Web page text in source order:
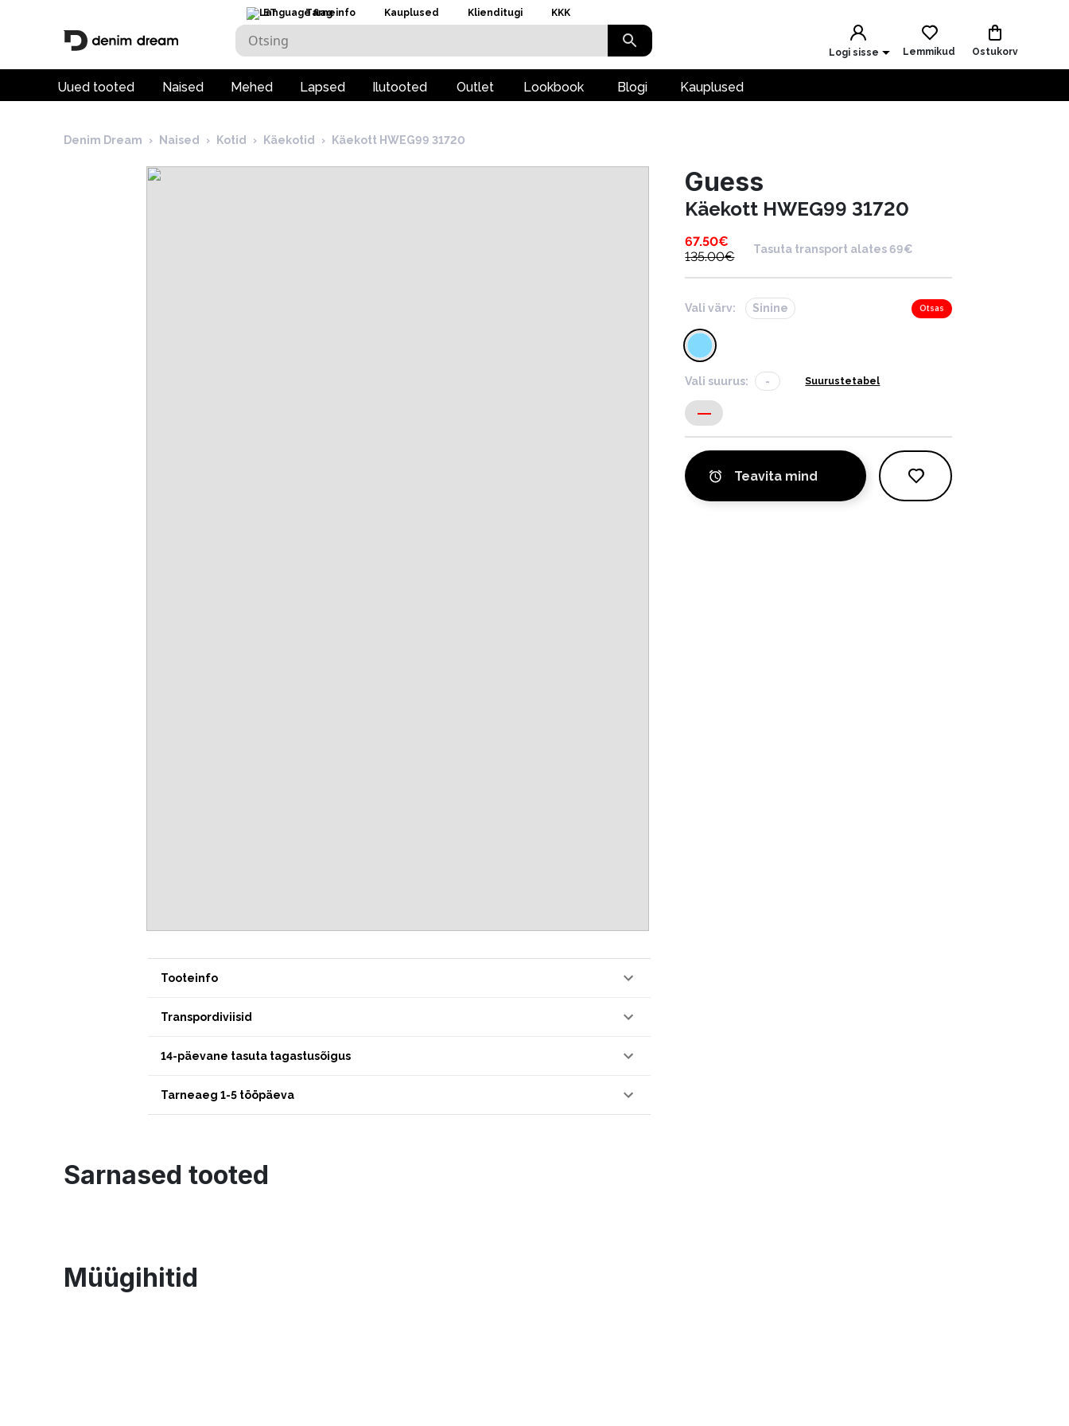
ET Tarneinfo Kauplused Klienditugi KKK
Logi sisse Lemmikud Ostukorv
Uued tooted Naised Mehed Lapsed Ilutooted Outlet Lookbook Blogi Kauplused
Denim Dream › Naised › Kotid › Käekotid › Käekott HWEG99 31720
Tooteinfo
Transpordiviisid
14-päevane tasuta tagastusõigus
Tarneaeg 1-5 tööpäeva
Guess
Käekott HWEG99 31720
67.50€
135.00€
Tasuta transport alates 69€
Vali värv: Sinine Otsas
Vali suurus: - Suurustetabel
-
Teavita mind
Sarnased tooted
Müügihitid